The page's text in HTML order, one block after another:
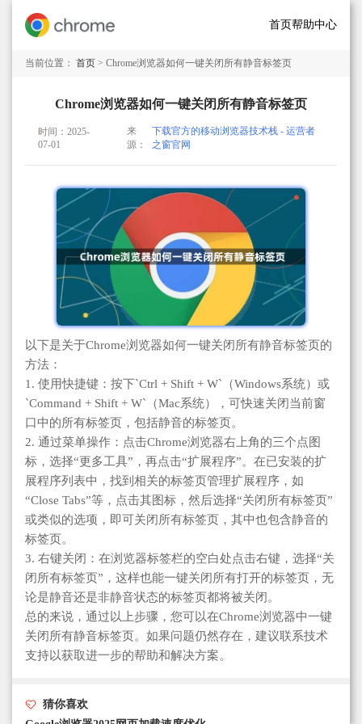
首页帮助中心
当前位置： 首页 > Chrome浏览器如何一键关闭所有静音标签页
Chrome浏览器如何一键关闭所有静音标签页
时间：2025-
07-01
来
源：
下载官方的移动浏览器技术栈 - 运营者
之窗官网
以下是关于Chrome浏览器如何一键关闭所有静音标签页的
方法：
1. 使用快捷键：按下`Ctrl + Shift + W`（Windows系统）或
`Command + Shift + W`（Mac系统），可快速关闭当前窗
口中的所有标签页，包括静音的标签页。
2. 通过菜单操作：点击Chrome浏览器右上角的三个点图
标，选择“更多工具”，再点击“扩展程序”。在已安装的扩
展程序列表中，找到相关的标签页管理扩展程序，如
“Close Tabs”等，点击其图标，然后选择“关闭所有标签页”
或类似的选项，即可关闭所有标签页，其中也包含静音的
标签页。
3. 右键关闭：在浏览器标签栏的空白处点击右键，选择“关
闭所有标签页”，这样也能一键关闭所有打开的标签页，无
论是静音还是非静音状态的标签页都将被关闭。
总的来说，通过以上步骤，您可以在Chrome浏览器中一键
关闭所有静音标签页。如果问题仍然存在，建议联系技术
支持以获取进一步的帮助和解决方案。
猜你喜欢